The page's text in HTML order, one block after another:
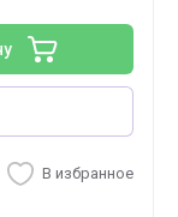
В избранное